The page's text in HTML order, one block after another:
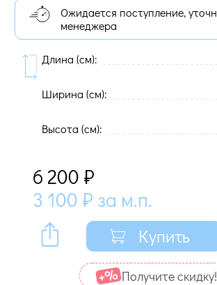
Ожидается поступление, уточняйте у
менеджера
Длина (cм):
Ширина (cм):
Высота (cм):
6 200 ₽
3 100 ₽ за м.п.
Купить
Получите cкидку!